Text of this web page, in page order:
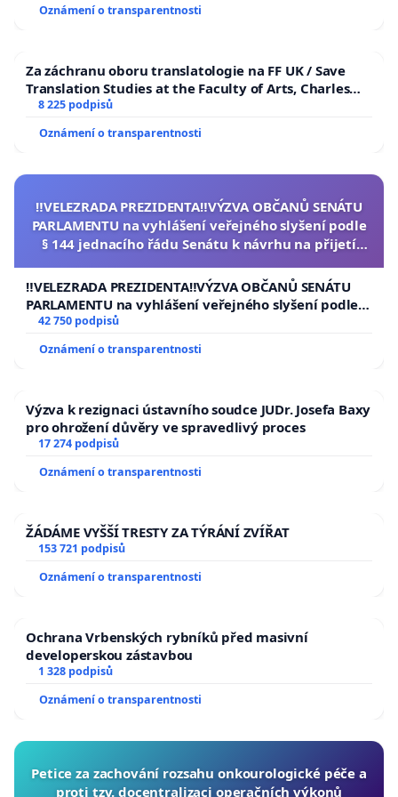
Oznámení o transparentnosti
Za záchranu oboru translatologie na FF UK / Save
Translation Studies at the Faculty of Arts, Charles
University
8 225 podpisů
Oznámení o transparentnosti
‼️VELEZRADA PREZIDENTA‼️VÝZVA OBČANŮ SENÁTU
PARLAMENTU na vyhlášení veřejného slyšení podle
§ 144 jednacího řádu Senátu k návrhu na přijetí
republiky
‼️VELEZRADA PREZIDENTA‼️VÝZVA OBČANŮ SENÁTU
PARLAMENTU na vyhlášení veřejného slyšení podle §
144 jednacího řádu Senátu k návrhu na přijetí
usnesení k podání ústavní žaloby na prezidenta
republiky
42 750 podpisů
Oznámení o transparentnosti
Výzva k rezignaci ústavního soudce JUDr. Josefa Baxy
pro ohrožení důvěry ve spravedlivý proces
17 274 podpisů
Oznámení o transparentnosti
ŽÁDÁME VYŠŠÍ TRESTY ZA TÝRÁNÍ ZVÍŘAT
153 721 podpisů
Oznámení o transparentnosti
Ochrana Vrbenských rybníků před masivní
developerskou zástavbou
1 328 podpisů
Oznámení o transparentnosti
Petice za zachování rozsahu onkourologické péče a
proti tzv. docentralizaci operačních výkonů